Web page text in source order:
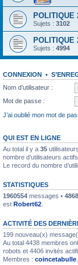
POLITIQUE
Sujets : 3102
POLITIQUE
Sujets : 4994
CONNEXION •
Nom d’utilisateur :
Mot de passe :
J’ai oublié mon mot de
QUI EST EN LIGNE
Au total il y a 35
nombre d’utilisateurs
Le record du nombre
STATISTIQUES
1960554 messages •
est Robert62
ACTIVITÉ DES
199 nouveau(x)
Au total 4438 membres
robots et 4406 invités
Membres : coincetabulle